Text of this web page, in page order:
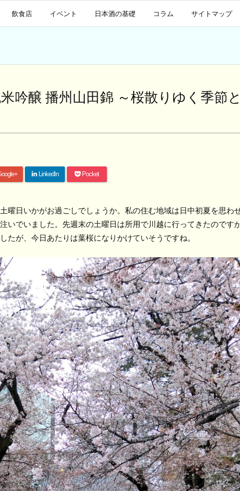
飲食店 イベント 日本酒の基礎 コラム サイトマップ
吟醸 播州山田錦 ～桜散りゆく季節と
LinkedIn Pocket
曜日いかがお過ごしでしょうか。私の住む地域は日中初夏を思わ
いでいました。先週末の土曜日は所用で川越に行ってきたのです
たが、今日あたりは葉桜になりかけていそうですね。